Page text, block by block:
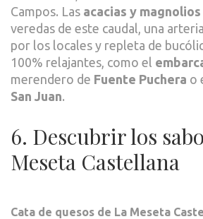
Campos. Las acacias y magnolios
veredas de este caudal, una
por los locales y repleta de
100% relajantes, como el
merendero de Fuente Puchera o
San Juan.
6. Descubrir los
Meseta Castellana
Cata de quesos de La Meseta